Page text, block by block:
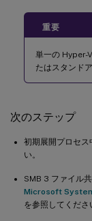
重要
単一の Hyper-
たはスタンド
次のステップ
初期展開プロセス
い。
SMB 3 ファイル
Microsoft
を参照してくださ